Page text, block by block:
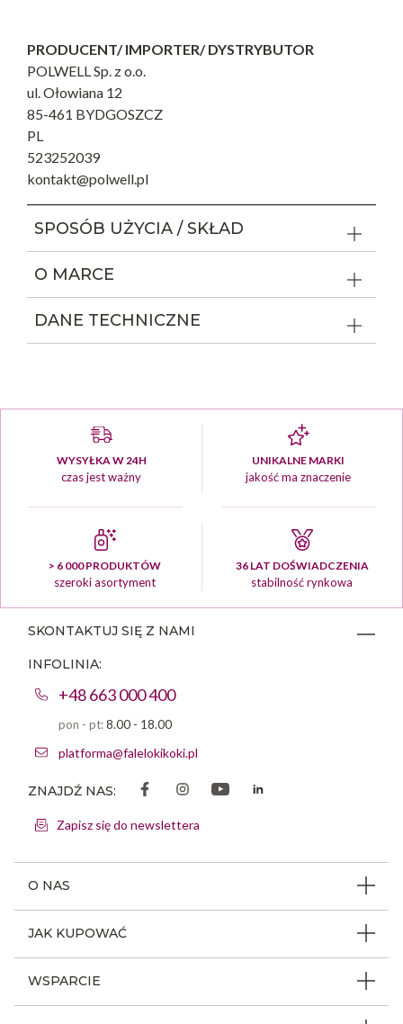
PRODUCENT/ IMPORTER/ DYSTRYBUTOR
POLWELL Sp. z o.o.
ul. Ołowiana 12
85-461 BYDGOSZCZ
PL
523252039
kontakt@polwell.pl
SPOSÓB UŻYCIA / SKŁAD
O MARCE
DANE TECHNICZNE
WYSYŁKA W 24H
czas jest ważny
UNIKALNE MARKI
jakość ma znaczenie
> 6 000 PRODUKTÓW
szeroki asortyment
36 LAT DOŚWIADCZENIA
stabilność rynkowa
O NAS
Dlaczego FLK
JAK KUPOWAĆ
WSPARCIE
SKONTAKTUJ SIĘ Z NAMI
INFOLINIA:
+48 663 000 400
pon - pt:8.00 - 18.00
platforma@falelokikoki.pl
ZNAJDŹ NAS:
Zapisz się do newslettera